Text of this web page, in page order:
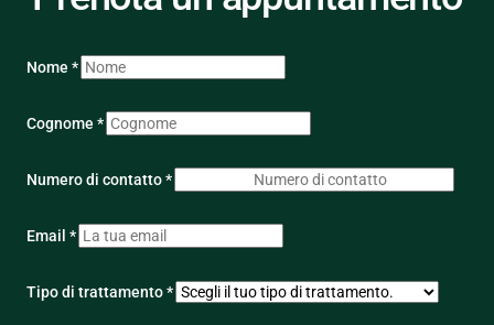
Nome *
Cognome *
Numero di contatto *
Email *
Tipo di trattamento *